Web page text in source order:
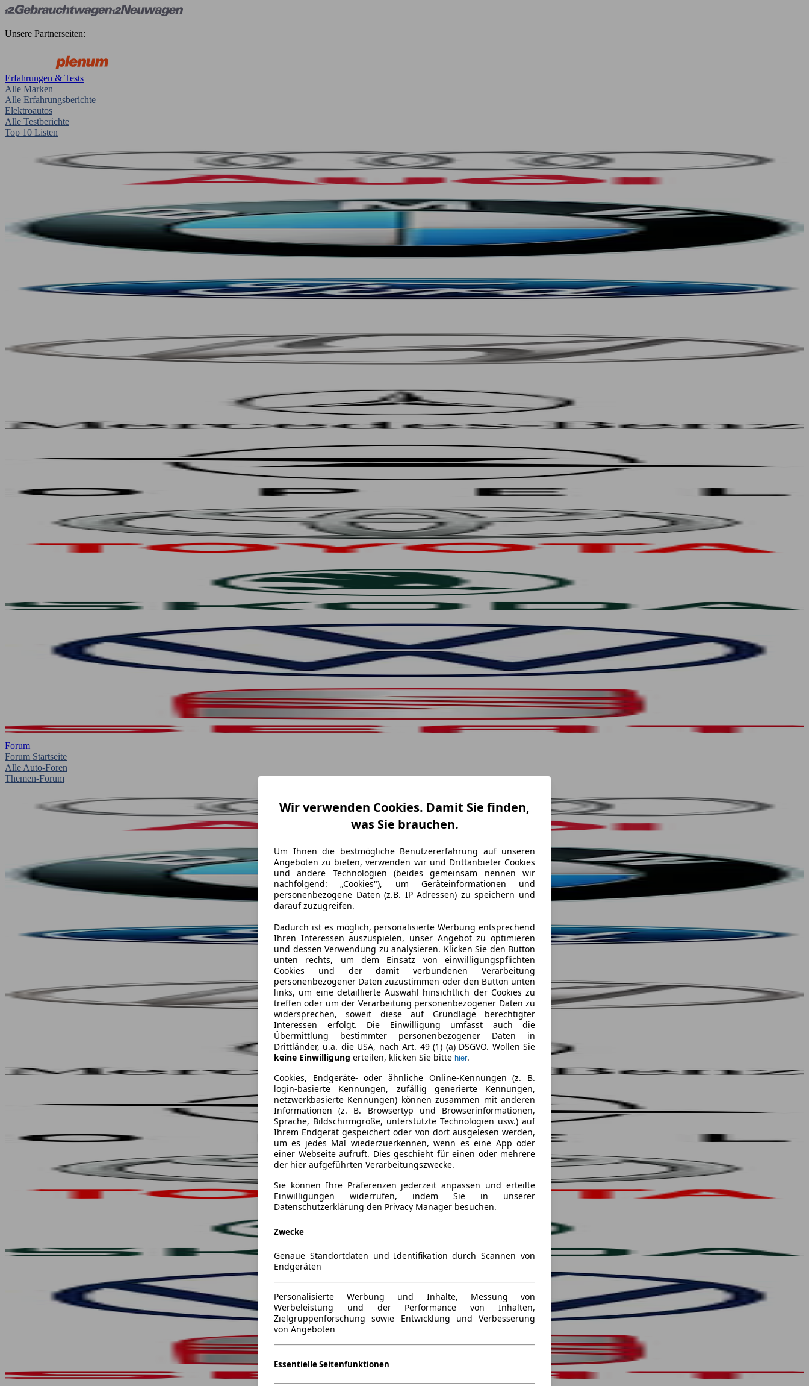
Unsere Partnerseiten:
Erfahrungen & Tests
Alle Marken
Alle Erfahrungsberichte
Elektroautos
Alle Testberichte
Top 10 Listen
Forum
Forum Startseite
Alle Auto-Foren
Themen-Forum
Wir verwenden Cookies. Damit Sie finden,
was Sie brauchen.
Um Ihnen die bestmögliche Benutzererfahrung auf unseren
Angeboten zu bieten, verwenden wir und Drittanbieter Cookies
und andere Technologien (beides gemeinsam nennen wir
nachfolgend: „Cookies"), um Geräteinformationen und
personenbezogene Daten (z.B. IP Adressen) zu speichern und
darauf zuzugreifen.
Dadurch ist es möglich, personalisierte Werbung entsprechend
Ihren Interessen auszuspielen, unser Angebot zu optimieren
und dessen Verwendung zu analysieren. Klicken Sie den Button
unten rechts, um dem Einsatz von einwilligungspflichten
Cookies und der damit verbundenen Verarbeitung
personenbezogener Daten zuzustimmen oder den Button unten
links, um eine detaillierte Auswahl hinsichtlich der Cookies zu
treffen oder um der Verarbeitung personenbezogener Daten zu
widersprechen, soweit diese auf Grundlage berechtigter
Interessen erfolgt. Die Einwilligung umfasst auch die
Übermittlung bestimmter personenbezogener Daten in
Drittländer, u.a. die USA, nach Art. 49 (1) (a) DSGVO. Wollen Sie
keine Einwilligung erteilen, klicken Sie bitte hier.
Cookies, Endgeräte- oder ähnliche Online-Kennungen (z. B.
login-basierte Kennungen, zufällig generierte Kennungen,
netzwerkbasierte Kennungen) können zusammen mit anderen
Informationen (z. B. Browsertyp und Browserinformationen,
Sprache, Bildschirmgröße, unterstützte Technologien usw.) auf
Ihrem Endgerät gespeichert oder von dort ausgelesen werden,
um es jedes Mal wiederzuerkennen, wenn es eine App oder
einer Webseite aufruft. Dies geschieht für einen oder mehrere
der hier aufgeführten Verarbeitungszwecke.
Sie können Ihre Präferenzen jederzeit anpassen und erteilte
Einwilligungen widerrufen, indem Sie in unserer
Datenschutzerklärung den Privacy Manager besuchen.
Zwecke
Genaue Standortdaten und Identifikation durch Scannen von
Endgeräten
Personalisierte Werbung und Inhalte, Messung von
Werbeleistung und der Performance von Inhalten,
Zielgruppenforschung sowie Entwicklung und Verbesserung
von Angeboten
Essentielle Seitenfunktionen